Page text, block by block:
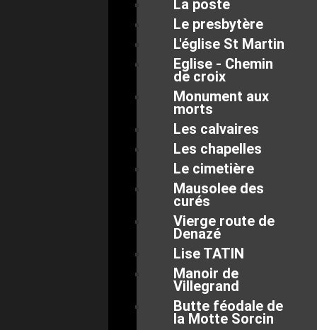
La poste
Le presbytère
L'église St Martin
Eglise - Chemin
de croix
Monument aux
morts
Les calvaires
Les chapelles
Le cimetière
Mausolee des
curés
Vierge route de
Denazé
Lise TATIN
Manoir de
Villegrand
Butte féodale de
la Motte Sorcin